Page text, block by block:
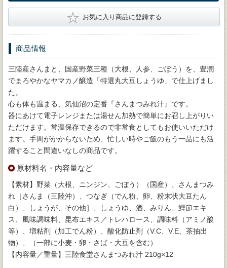
★ お気に入り商品に登録する
商品情報
三陸産さんまと、国産野菜三種（大根、人参、ごぼう）を、豊潤
でまろやかなヤマカノ醸造「特選丸大豆しょうゆ」で仕上げまし
た。
心も体も温まる、気仙沼の定番『さんまつみれ汁』です。
器にあけて電子レンジまたは湯せん加熱で簡単にお召し上がりい
ただけます。常温保存できるので非常食としてもお使いいただけ
ます。手間がかからないため、忙しい時やご飯のもう一品にも活
躍すること間違いなしの商品です。
原材料名・内容量など
【素材】野菜（大根、ニンジン、ごぼう）（国産）、さんまつみ
れ［さんま（三陸沖）、つなぎ（でん粉、卵、粉末状大豆たん
白）、しょうが、その他］、しょうゆ、酒、みりん、鰹節エキ
ス、風味調味料、昆布エキス／トレハロース、調味料（アミノ酸
等）、増粘剤（加工でん粉）、酸化防止剤（V.C、V.E、茶抽出
物）、（一部に小麦・卵・さば・大豆を含む）
【内容量／重量】三陸食堂さんまつみれ汁 210g×12